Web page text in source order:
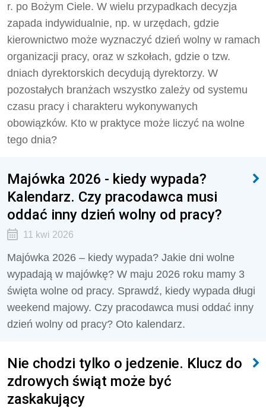
r. po Bożym Ciele. W wielu przypadkach decyzja
zapada indywidualnie, np. w urzędach, gdzie
kierownictwo może wyznaczyć dzień wolny w ramach
organizacji pracy, oraz w szkołach, gdzie o tzw.
dniach dyrektorskich decydują dyrektorzy. W
pozostałych branżach wszystko zależy od systemu
czasu pracy i charakteru wykonywanych
obowiązków. Kto w praktyce może liczyć na wolne
tego dnia?
Majówka 2026 - kiedy wypada?
Kalendarz. Czy pracodawca musi
oddać inny dzień wolny od pracy?
11 kwi 2026
Majówka 2026 – kiedy wypada? Jakie dni wolne
wypadają w majówkę? W maju 2026 roku mamy 3
święta wolne od pracy. Sprawdź, kiedy wypada długi
weekend majowy. Czy pracodawca musi oddać inny
dzień wolny od pracy? Oto kalendarz.
Nie chodzi tylko o jedzenie. Klucz do
zdrowych świąt może być
zaskakujący